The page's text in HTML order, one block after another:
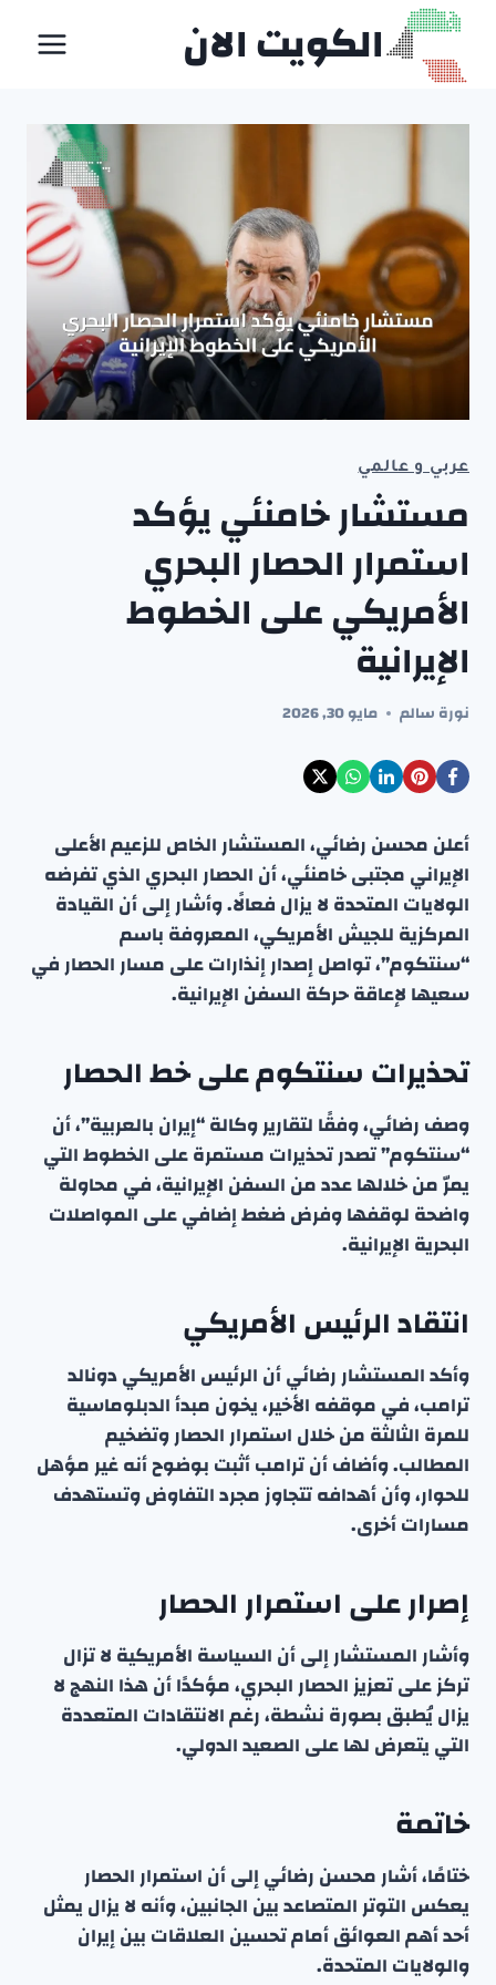
التجاوز
المحتوى
الكويت الان
عربي و عالمي
مستشار خامنئي يؤكد
استمرار الحصار البحري
الأمريكي على الخطوط
الإيرانية
نورة سالم مايو 30, 2026
أعلن محسن رضائي، المستشار الخاص للزعيم الأعلى
الإيراني مجتبى خامنئي، أن الحصار البحري الذي تفرضه
الولايات المتحدة لا يزال فعالًا. وأشار إلى أن القيادة
المركزية للجيش الأمريكي، المعروفة باسم
“سنتكوم”، تواصل إصدار إنذارات على مسار الحصار في
سعيها لإعاقة حركة السفن الإيرانية.
تحذيرات سنتكوم على خط الحصار
وصف رضائي، وفقًا لتقارير وكالة “إيران بالعربية”، أن
“سنتكوم” تصدر تحذيرات مستمرة على الخطوط التي
يمرّ من خلالها عدد من السفن الإيرانية، في محاولة
واضحة لوقفها وفرض ضغط إضافي على المواصلات
البحرية الإيرانية.
انتقاد الرئيس الأمريكي
وأكد المستشار رضائي أن الرئيس الأمريكي دونالد
ترامب، في موقفه الأخير، يخون مبدأ الدبلوماسية
للمرة الثالثة من خلال استمرار الحصار وتضخيم
المطالب. وأضاف أن ترامب أثبت بوضوح أنه غير مؤهل
للحوار، وأن أهدافه تتجاوز مجرد التفاوض وتستهدف
مسارات أخرى.
إصرار على استمرار الحصار
وأشار المستشار إلى أن السياسة الأمريكية لا تزال
تركز على تعزيز الحصار البحري، مؤكدًا أن هذا النهج لا
يزال يُطبق بصورة نشطة، رغم الانتقادات المتعددة
التي يتعرض لها على الصعيد الدولي.
خاتمة
ختامًا، أشار محسن رضائي إلى أن استمرار الحصار
يعكس التوتر المتصاعد بين الجانبين، وأنه لا يزال يمثل
أحد أهم العوائق أمام تحسين العلاقات بين إيران
والولايات المتحدة.